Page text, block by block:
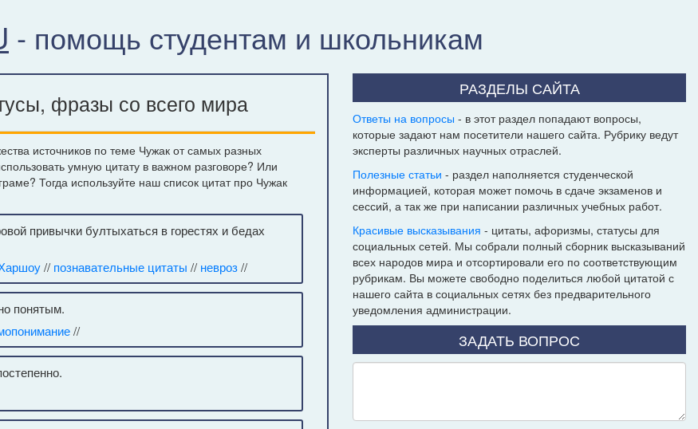
- помощь студентам и школьникам
фразы со всего мира
источников по теме Чужак от самых разных
умную цитату в важном разговоре? Или
Тогда используйте наш список цитат про Чужак
привычки бултыхаться в горестях и бедах
// познавательные цитаты // невроз//
понятым.
//
РАЗДЕЛЫ САЙТА
Ответы на вопросы - в этот раздел попадают вопросы,
которые задают нам посетители нашего сайта. Рубрику ведут
эксперты различных научных отраслей.
Полезные статьи - раздел наполняется студенческой
информацией, которая может помочь в сдаче экзаменов и
сессий, а так же при написании различных учебных работ.
Красивые высказывания - цитаты, афоризмы, статусы для
социальных сетей. Мы собрали полный сборник высказываний
всех народов мира и отсортировали его по соответствующим
рубрикам. Вы можете свободно поделиться любой цитатой с
нашего сайта в социальных сетях без предварительного
уведомления администрации.
ЗАДАТЬ ВОПРОС